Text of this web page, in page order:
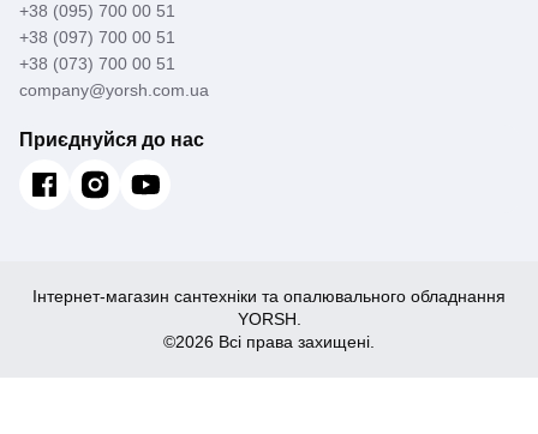
+38 (095) 700 00 51
+38 (097) 700 00 51
+38 (073) 700 00 51
company@yorsh.com.ua
Приєднуйся до нас
Інтернет-магазин сантехніки та опалювального обладнання
YORSH.
©2026 Всі права захищені.